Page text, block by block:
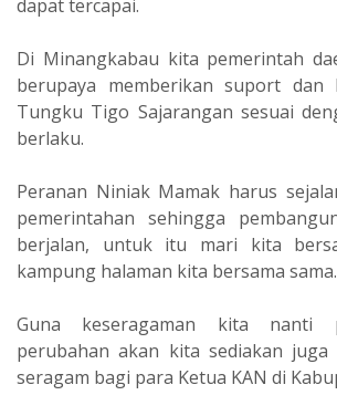
dapat tercapai.
Di Minangkabau kita pemerintah
berupaya memberikan suport dan
Tungku Tigo Sajarangan sesuai
berlaku.
Peranan Niniak Mamak harus
pemerintahan sehingga
berjalan, untuk itu mari kita
kampung halaman kita bersama sama.
Guna keseragaman kita nanti
perubahan akan kita sediakan
seragam bagi para Ketua KAN di